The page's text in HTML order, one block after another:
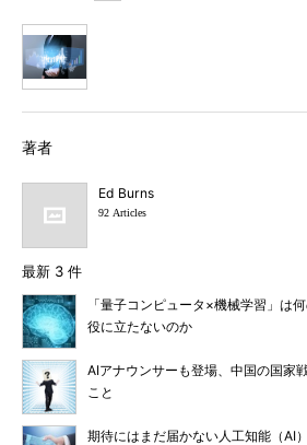
著者
Ed Burns
92 Articles
最新 3 件
「量子コンピュータ×機械学習」は
役に立たないのか
AIアナウンサーも登場、中国の国家
こと
期待にはまだ届かない人工知能（AI